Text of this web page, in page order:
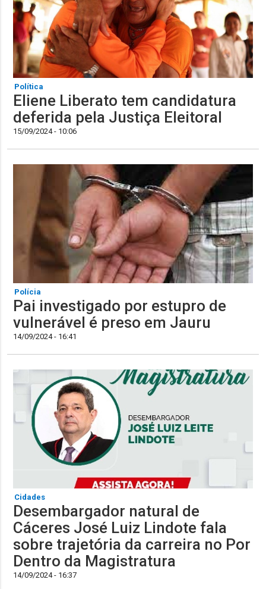
Política
Eliene Liberato tem candidatura
deferida pela Justiça Eleitoral
15/09/2024 - 10:06
Polícia
Pai investigado por estupro de
vulnerável é preso em Jauru
14/09/2024 - 16:41
Cidades
Desembargador natural de
Cáceres José Luiz Lindote fala
sobre trajetória da carreira no Por
Dentro da Magistratura
14/09/2024 - 16:37